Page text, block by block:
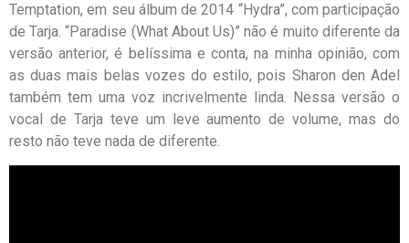
Temptation, em seu álbum de 2014 “Hydra”, com participação
de Tarja. “Paradise (What About Us)” não é muito diferente da
versão anterior, é belíssima e conta, na minha opinião, com
as duas mais belas vozes do estilo, pois Sharon den Adel
também tem uma voz incrivelmente linda. Nessa versão o
vocal de Tarja teve um leve aumento de volume, mas do
resto não teve nada de diferente.